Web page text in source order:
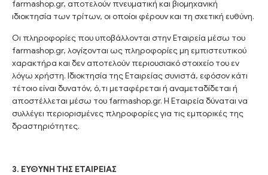
farmashop.gr, αποτελούν πνευματική και βιομηχανική
ιδιοκτησία των τρίτων, οι οποίοι φέρουν και τη σχετική ευθύνη.
Οι πληροφορίες που υποβάλλονται στην Εταιρεία μέσω του
farmashop.gr, λογίζονται ως πληροφορίες μη εμπιστευτικού
χαρακτήρα και δεν αποτελούν περιουσιακό στοιχείο του εν
λόγω χρήστη. Ιδιοκτησία της Εταιρείας συνιστά, εφόσον κάτι
τέτοιο είναι δυνατόν, ό,τι μεταφέρεται ή αναμεταδίδεται ή
αποστέλλεται μέσω του farmashop.gr. Η Εταιρεία δύναται να
συλλέγει περιορισμένες πληροφορίες για τις εμπορικές της
δραστηριότητες.
3. ΕΥΘΥΝΗ ΤΗΣ ΕΤΑΙΡΕΙΑΣ